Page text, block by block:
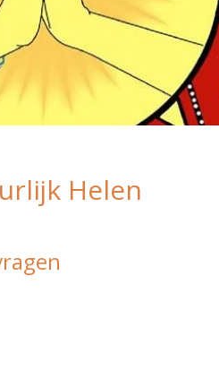
Helen